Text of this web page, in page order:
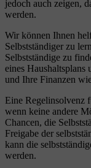
jedoch auch zeigen,
werden.
Wir können Ihnen
Selbstständiger zu
Selbstständige zu
eines Haushaltsplans
und Ihre Finanzen
Eine Regelinsolvenz
wenn keine andere
Chancen, die
Freigabe der
kann die
werden.